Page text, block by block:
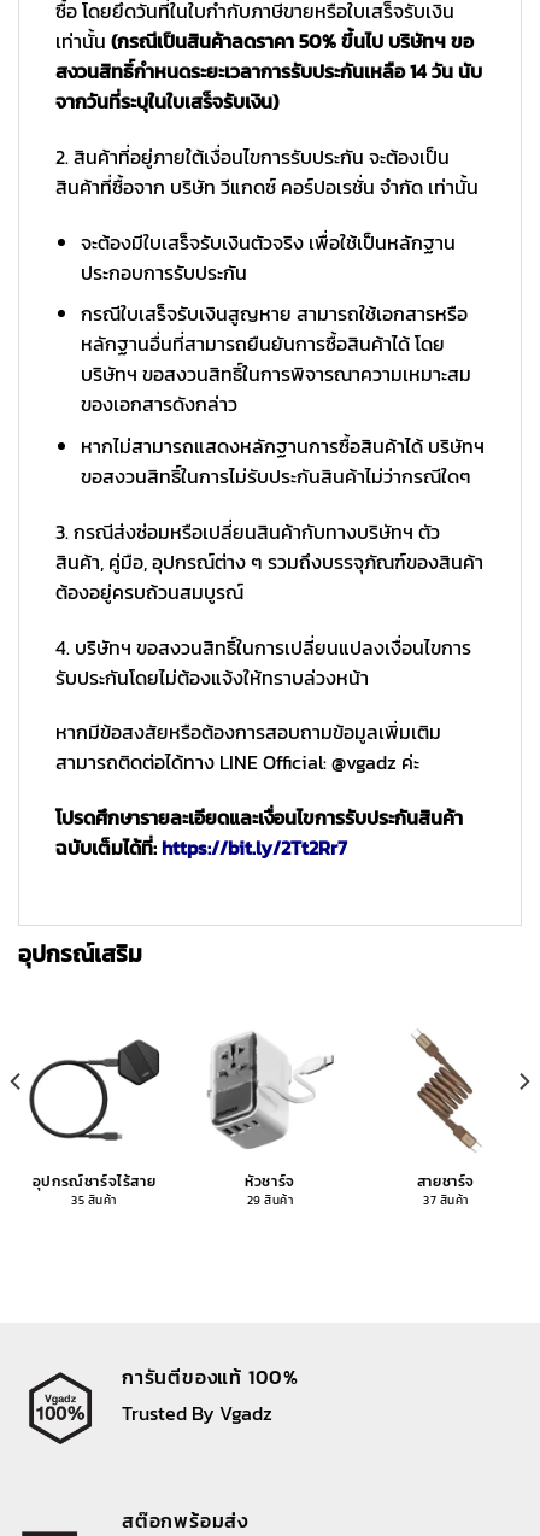
ซื้อ โดยยึดวันที่ในใบกำกับภาษีขายหรือใบเสร็จรับเงิน
เท่านั้น (กรณีเป็นสินค้าลดราคา 50% ขึ้นไป บริษัทฯ ขอ
สงวนสิทธิ์กำหนดระยะเวลาการรับประกันเหลือ 14 วัน นับ
จากวันที่ระบุในใบเสร็จรับเงิน)
2. สินค้าที่อยู่ภายใต้เงื่อนไขการรับประกัน จะต้องเป็น
สินค้าที่ซื้อจาก บริษัท วีแกดซ์ คอร์ปอเรชั่น จำกัด เท่านั้น
จะต้องมีใบเสร็จรับเงินตัวจริง เพื่อใช้เป็นหลักฐาน
ประกอบการรับประกัน
กรณีใบเสร็จรับเงินสูญหาย สามารถใช้เอกสารหรือ
หลักฐานอื่นที่สามารถยืนยันการซื้อสินค้าได้ โดย
บริษัทฯ ขอสงวนสิทธิ์ในการพิจารณาความเหมาะสม
ของเอกสารดังกล่าว
หากไม่สามารถแสดงหลักฐานการซื้อสินค้าได้ บริษัทฯ
ขอสงวนสิทธิ์ในการไม่รับประกันสินค้าไม่ว่ากรณีใดๆ
3. กรณีส่งซ่อมหรือเปลี่ยนสินค้ากับทางบริษัทฯ ตัว
สินค้า, คู่มือ, อุปกรณ์ต่าง ๆ รวมถึงบรรจุภัณฑ์ของสินค้า
ต้องอยู่ครบถ้วนสมบูรณ์
4. บริษัทฯ ขอสงวนสิทธิ์ในการเปลี่ยนแปลงเงื่อนไขการ
รับประกันโดยไม่ต้องแจ้งให้ทราบล่วงหน้า
หากมีข้อสงสัยหรือต้องการสอบถามข้อมูลเพิ่มเติม
สามารถติดต่อได้ทาง LINE Official: @vgadz ค่ะ
โปรดศึกษารายละเอียดและเงื่อนไขการรับประกันสินค้า
ฉบับเต็มได้ที่:https://bit.ly/2Tt2Rr7
อุปกรณ์เสริม
อุปกรณ์ชาร์จไร้สาย
35 สินค้า
หัวชาร์จ
29 สินค้า
สายชาร์จ
37 สินค้า
การันตีของแท้ 100%
Trusted By Vgadz
สต๊อกพร้อมส่ง